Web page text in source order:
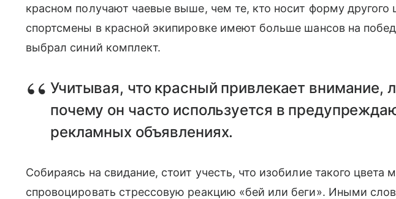
красном получают чаевые выше, чем те, кто носит форму другого
спортсмены в красной экипировке имеют больше шансов на
выбрал синий комплект.
Учитывая, что красный привлекает внимание,
почему он часто используется в
рекламных объявлениях.
Собираясь на свидание, стоит учесть, что изобилие такого цвета
спровоцировать стрессовую реакцию «бей или беги». Иными